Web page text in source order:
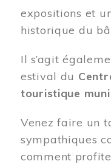
expositions et
historique du
Il s’agit
estival du
touristique
Venez faire un
sympathiques
comment